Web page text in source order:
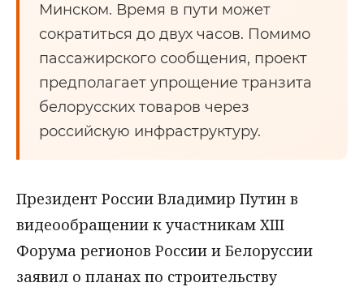
Минском. Время в пути может
сократиться до двух часов. Помимо
пассажирского сообщения, проект
предполагает упрощение транзита
белорусских товаров через
российскую инфраструктуру.
Президент России Владимир Путин в
видеообращении к участникам XIII
Форума регионов России и Белоруссии
заявил о планах по строительству